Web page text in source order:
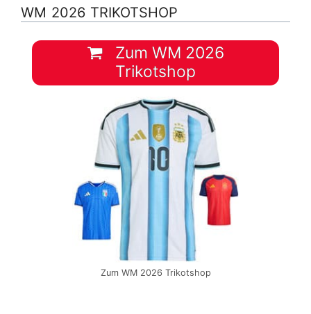
WM 2026 TRIKOTSHOP
Zum WM 2026
Trikotshop
Zum WM 2026 Trikotshop